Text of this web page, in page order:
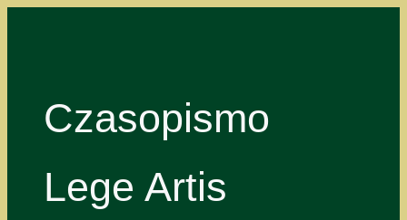
Czasopismo
Lege Artis